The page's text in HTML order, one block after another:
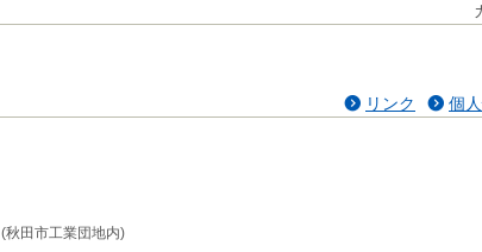
リンク 個
(秋田市工業団地内)